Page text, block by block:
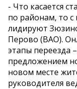
- Что касается
по районам, то
лидируют
Перово (ВАО).
этапы переезда
предложением
новом месте
руководителя